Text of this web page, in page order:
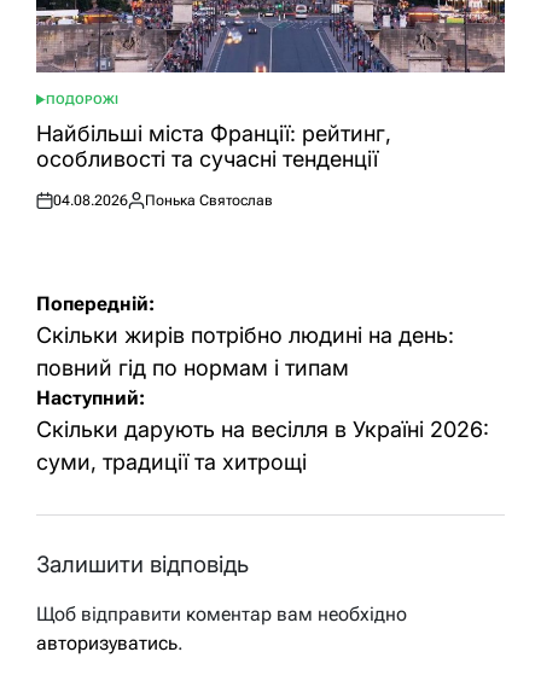
ОПУБЛІКУВАТИ
У
ПОДОРОЖІ
Найбільші міста Франції: рейтинг,
особливості та сучасні тенденції
Оприлюднено
04.08.2026
Опубліковано
Понька Святослав
Навігація
записів
Попередній:
Скільки жирів потрібно людині на день:
повний гід по нормам і типам
Наступний:
Скільки дарують на весілля в Україні 2026:
суми, традиції та хитрощі
Залишити відповідь
Щоб відправити коментар вам необхідно
авторизуватись.